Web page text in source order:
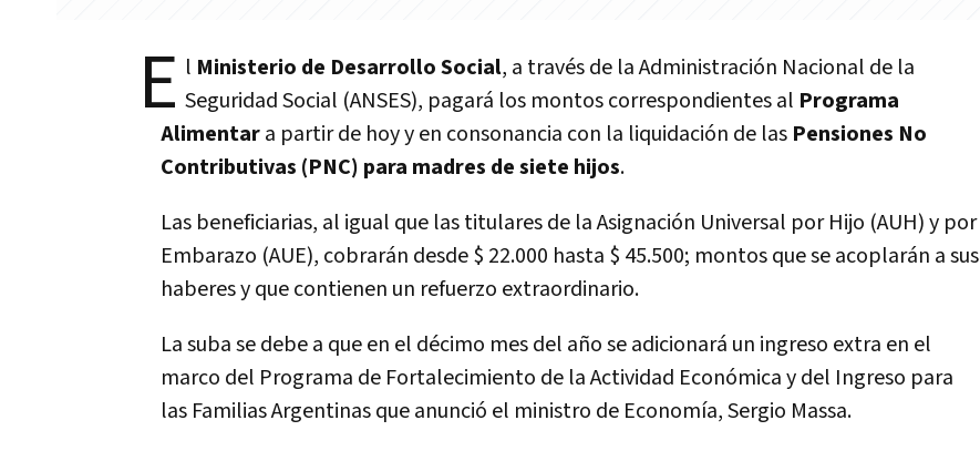
E l Ministerio de Desarrollo Social, a través de la Administración Nacional de la
Seguridad Social (ANSES), pagará los montos correspondientes al Programa
Alimentara partir de hoy y en consonancia con la liquidación de las Pensiones No
Contributivas (PNC) para madres de siete hijos.
Las beneficiarias, al igual que las titulares de la Asignación Universal por Hijo (AUH) y por
Embarazo (AUE), cobrarán desde $ 22.000 hasta $ 45.500; montos que se acoplarán a sus
haberes y que contienen un refuerzo extraordinario.
La suba se debe a que en el décimo mes del año se adicionará un ingreso extra en el
marco del Programa de Fortalecimiento de la Actividad Económica y del Ingreso para
las Familias Argentinas que anunció el ministro de Economía, Sergio Massa.